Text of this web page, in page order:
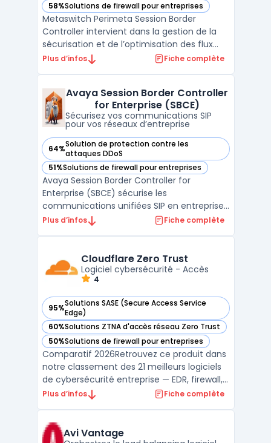
58%Solutions de firewall pour entreprises
— voir Metaswitch Perimeta Session Border Controller
Metaswitch Perimeta Session Border
Controller intervient dans la gestion de la
sécurisation et de l’optimisation des flux
voix sur réseaux opérateurs et entreprises.
contrôlant le trafic télécom. Les opérateurs
mob ...
Plus d’infos Fiche complète
Avaya Session Border Controller
for Enterprise (SBCE)
Sécurisez vos communications SIP
pour vos réseaux d’entreprise
64%Solution de protection contre les
attaques DDoS
— voir Avaya Session Border Controller for Enterprise
51%Solutions de firewall pour entreprises
— voir Avaya Session Border Controller for Enterprise
Avaya Session Border Controller for
Enterprise (SBCE) sécurise les
communications unifiées SIP en entreprise
et gère les flux entre réseaux internes et
besoins des grandes structures disposant
de déploiements voix et vidé ...
Plus d’infos Fiche complète
Cloudflare Zero Trust
Logiciel cybersécurité - Accès
4
95%Solutions SASE (Secure Access Service
Edge)
— voir Cloudflare Zero Trust dans cette catégorie
60%Solutions ZTNA d'accès réseau Zero Trust
— voir Cloudflare Zero Trust dans cette catégorie
50%Solutions de firewall pour entreprises
— voir Cloudflare Zero Trust dans cette catégorie
Comparatif 2026Retrouvez ce produit dans
notre classement des 21 meilleurs logiciels
de cybersécurité entreprise — EDR, firewall,
SIEM, XDR. ...
Plus d’infos Fiche complète
Avi Vantage